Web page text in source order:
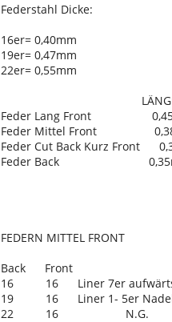
Federstahl Dicke:
16er= 0,40mm
19er= 0,47mm
22er= 0,55mm
LÄNGE
Feder Lang Front
Feder Mittel Front
Feder Cut Back Kurz Front
Feder Back
FEDERN MITTEL FRONT
Back Front
16 16 Liner 7er aufwärts/
19 16 Liner 1- 5er
22 16 N.G.